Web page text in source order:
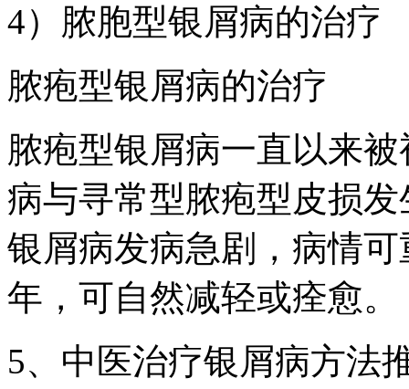
4）脓胞型银屑病的治疗
脓疱型银屑病的治疗
脓疱型银屑病一直以来
病与寻常型脓疱型皮损
银屑病发病急剧，病情
年，可自然减轻或痊愈。
5、中医治疗银屑病方法